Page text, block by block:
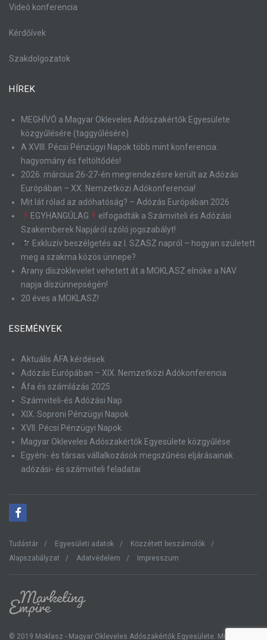
Videó konferencia
Kérdőívek
Szakdolgozatok
HÍREK
MEGHÍVÓ a Magyar Okleveles Adószakértők Egyesülete
közgyűlésére (taggyűlésére)
A XVIII. Pécsi Pénzügyi Napok több mint konferencia:
hagyomány és feltöltődés!
2026. március 26-27-én megrendezésre került az Adózás
Európában – XX. Nemzetközi Adókonferencia!
Mit lát rólad az adóhatóság? – Adózás Európában 2026
EGYHANGÚLAG
elfogadták a Számviteli és Adózási
Szakemberek Napjáról szóló jogszabályt!
Exkluzív beszélgetés az I. SZASZ napról – hogyan született
meg a szakma közös ünnepe?
Arany díszoklevelet vehetett át a MOKLASZ elnöke a NAV
napja díszünnepségén!
20 éves a MOKLASZ!
ESEMÉNYEK
Aktuális ÁFA kérdések
Adózás Európában – XIX. Nemzetközi Adókonferencia
Áfa és számlázás 2025
Számviteli-és Adózási Nap
XIX. Soproni Pénzügyi Napok
XVII. Pécsi Pénzügyi Napok
Magyar Okleveles Adószakértők Egyesülete közgyűlése
Egyéni- és társas vállalkozások megszűnési eljárásainak
adózási- és számviteli feladatai
Tudástár Egyesületi adatok
Közzétett beszámolók
Alapszabályzat
Adatvédelem Impresszum
© 2019 Moklasz - Magyar Okleveles Adószakértők Egyesülete. Minden jog